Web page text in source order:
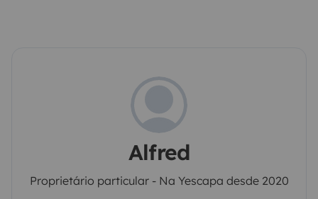
Alfred
Proprietário particular - Na Yescapa desde 2020